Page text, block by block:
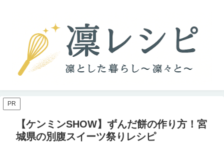
PR
【ケンミンSHOW】ずんだ餅の作り方！宮
城県の別腹スイーツ祭りレシピ